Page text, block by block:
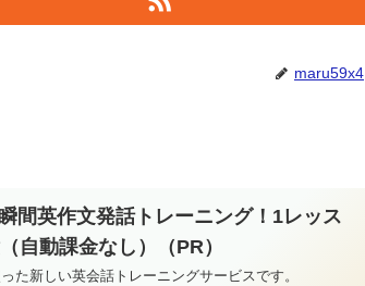
maru59x4
間英作文発話トレーニング！1レッス
自動課金なし）（PR）
た新しい英会話トレーニングサービスです。